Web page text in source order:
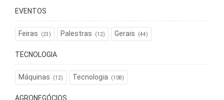
EVENTOS
Feiras (23) Palestras (12) Gerais (44)
TECNOLOGIA
Máquinas (12) Tecnologia (108)
AGRONEGÓCIOS